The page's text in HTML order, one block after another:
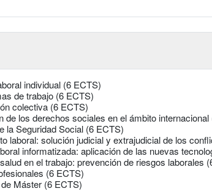
individual (6 ECTS)
de trabajo (6 ECTS)
colectiva (6 ECTS)
de los derechos sociales en el ámbito internacional
la Seguridad Social (6 ECTS)
laboral: solución judicial y extrajudicial de los
informatizada: aplicación de las nuevas
en el trabajo: prevención de riesgos laborales
(6 ECTS)
Máster (6 ECTS)